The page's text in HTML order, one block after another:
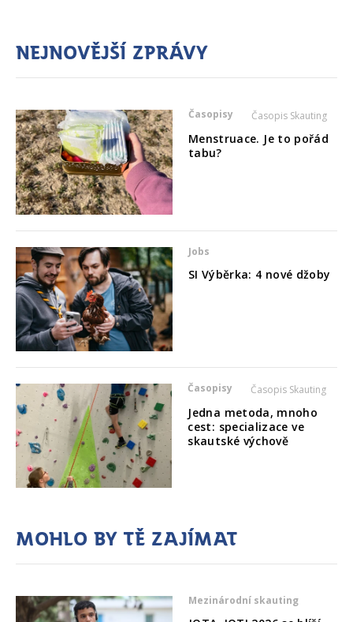
Nejnovější zprávy
Časopisy Časopis Skauting
Menstruace. Je to pořád
tabu?
Jobs
SI Výběrka: 4 nové džoby
Časopisy Časopis Skauting
Jedna metoda, mnoho
cest: specializace ve
skautské výchově
Mohlo by tě zajímat
Mezinárodní skauting